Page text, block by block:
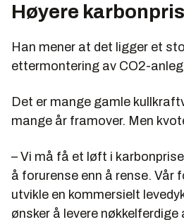
Høyere karbonpris
Han mener at det ligger et
ettermontering av CO2-
Det er mange gamle
mange år framover. Men
– Vi må få et løft i
å forurense enn å rense. Vår
utvikle en kommersielt
ønsker å levere nøkkelferdige